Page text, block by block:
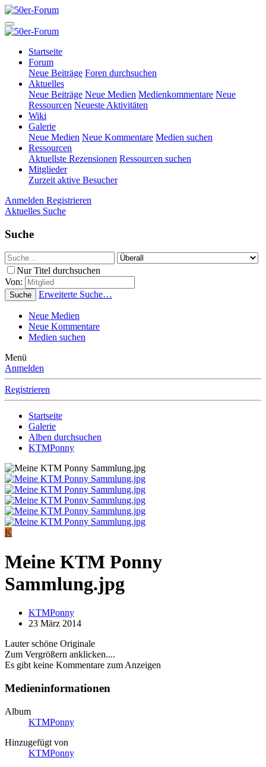
Startseite
Forum
Neue Beiträge Foren durchsuchen
Aktuelles
Neue Beiträge Neue Medien Medienkommentare Neue
Ressourcen Neueste Aktivitäten
Wiki
Galerie
Neue Medien Neue Kommentare Medien suchen
Ressourcen
Aktuellste Rezensionen Ressourcen suchen
Mitglieder
Zurzeit aktive Besucher
Anmelden Registrieren
Aktuelles Suche
Suche
Nur Titel durchsuchen
Von:
Suche Erweiterte Suche…
Neue Medien
Neue Kommentare
Medien suchen
Menü
Anmelden
Registrieren
Startseite
Galerie
Alben durchsuchen
KTMPonny
K
Meine KTM Ponny
Sammlung.jpg
KTMPonny
23 März 2014
Lauter schöne Originale
Zum Vergrößern anklicken....
Es gibt keine Kommentare zum Anzeigen
Medieninformationen
Album
KTMPonny
Hinzugefügt von
KTMPonny